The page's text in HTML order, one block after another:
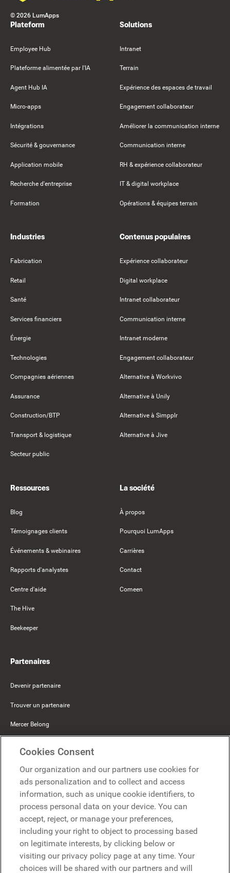
© 2026 LumApps
Plateform
Employee Hub
Plateforme alimentée par l'IA
Agent Hub IA
Micro-apps
Intégrations
Sécurité & gouvernance
Application mobile
Recherche d'entreprise
Formation
Solutions
Intranet
Terrain
Expérience des espaces de travail
Engagement collaborateur
Améliorer la communication interne
Communication interne
RH & expérience collaborateur
IT & digital workplace
Opérations & équipes terrain
Industries
Fabrication
Retail
Santé
Services financiers
Énergie
Technologies
Compagnies aériennes
Assurance
Construction/BTP
Transport & logistique
Secteur public
Contenus populaires
Expérience collaborateur
Digital workplace
Intranet collaborateur
Communication interne
Intranet moderne
Engagement collaborateur
Alternative à Workvivo
Alternative à Unily
Alternative à Simpplr
Alternative à Jive
Ressources
Blog
Témoignages clients
Événements & webinaires
Rapports d'analystes
Centre d'aide
The Hive
Beekeeper
La société
À propos
Pourquoi LumApps
Carrières
Contact
Comeen
Partenaires
Devenir partenaire
Trouver un partenaire
Mercer Belong
Demander une démo
Demander une démo
Contact
Contact
Cookies Consent
Our organization and our partners use cookies for
ads personalization and to collect and access
information, such as unique cookie identifiers, to
process personal data on your device. You can
accept, reject, or manage your preferences,
including your right to object to processing based
on legitimate interests, by clicking below or
visiting our privacy policy page at any time. Your
choices will be shared with our partners and will